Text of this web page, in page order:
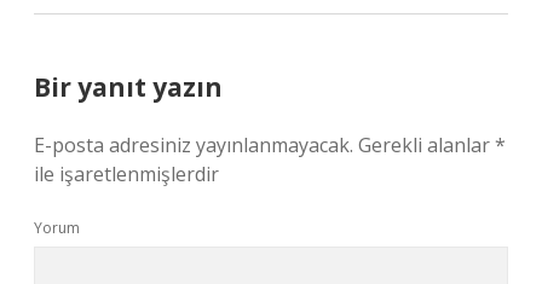
Bir yanıt yazın
E-posta adresiniz yayınlanmayacak. Gerekli alanlar*
ile işaretlenmişlerdir
Yorum